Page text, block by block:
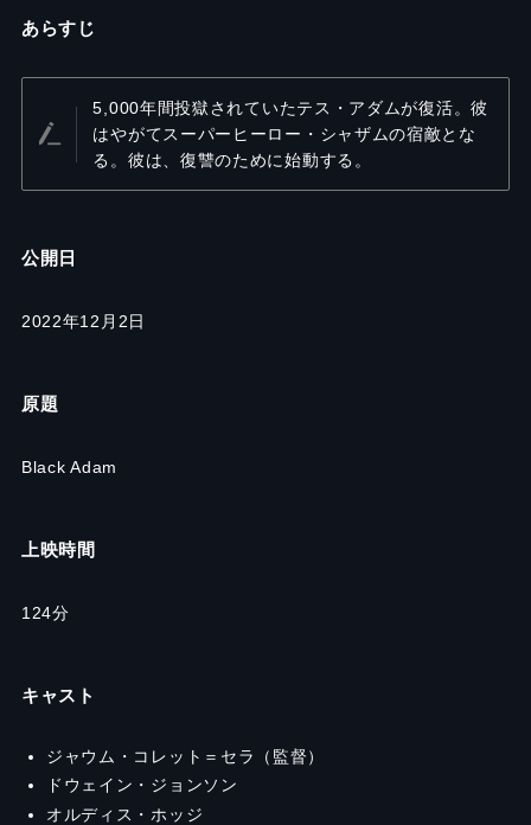
あらすじ
5,000年間投獄されていたテス・アダムが復活。彼
はやがてスーパーヒーロー・シャザムの宿敵とな
る。彼は、復讐のために始動する。
公開日
2022年12月2日
原題
Black Adam
上映時間
124分
キャスト
ジャウム・コレット＝セラ（監督）
ドウェイン・ジョンソン
オルディス・ホッジ